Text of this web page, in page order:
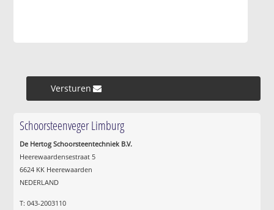
Versturen »
Schoorsteenveger Limburg
De Hertog Schoorsteentechniek B.V.
Heerewaardensestraat 5
6624 KK Heerewaarden
NEDERLAND
T: 043-2003110